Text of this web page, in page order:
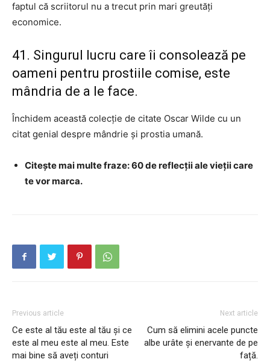
faptul că scriitorul nu a trecut prin mari greutăți
economice.
41. Singurul lucru care îi consolează pe
oameni pentru prostiile comise, este
mândria de a le face.
Închidem această colecție de citate Oscar Wilde cu un
citat genial despre mândrie și prostia umană.
Citește mai multe fraze: 60 de reflecții ale vieții care
te vor marca.
Previous article
Ce este al tău este al tău și ce
este al meu este al meu. Este
mai bine să aveți conturi
Next article
Cum să elimini acele puncte
albe urâte și enervante de pe
față.